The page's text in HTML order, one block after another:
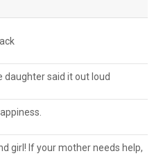
said it out loud
girl! If your mother needs help,